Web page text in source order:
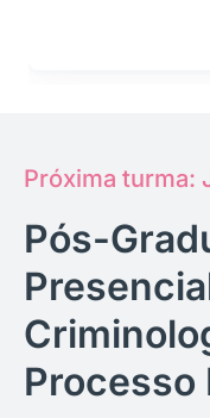
Próxima turma:
Pós-
Processo